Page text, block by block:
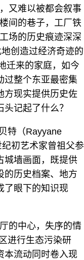
又难以被都会叙事
间的巷子，工厂铁
场的历史痕迹深深
创造过经济奇迹的
迁来的家庭，如今
过整个东亚最密集
方现实提供历史佐
记起了什么？
特（Rayyane
初艺术家曾祖父参
城墙画面，既提供
的历史档案、地方
了眼下的知识现
的中心，失序的情
进行生态污染研
本流动同时卷入现